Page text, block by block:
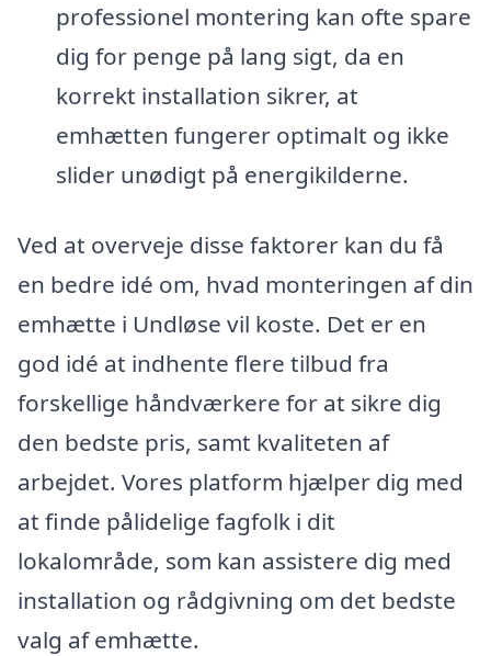
professionel montering kan ofte spare
dig for penge på lang sigt, da en
korrekt installation sikrer, at
emhætten fungerer optimalt og ikke
slider unødigt på energikilderne.
Ved at overveje disse faktorer kan du få
en bedre idé om, hvad monteringen af din
emhætte i Undløse vil koste. Det er en
god idé at indhente flere tilbud fra
forskellige håndværkere for at sikre dig
den bedste pris, samt kvaliteten af
arbejdet. Vores platform hjælper dig med
at finde pålidelige fagfolk i dit
lokalområde, som kan assistere dig med
installation og rådgivning om det bedste
valg af emhætte.